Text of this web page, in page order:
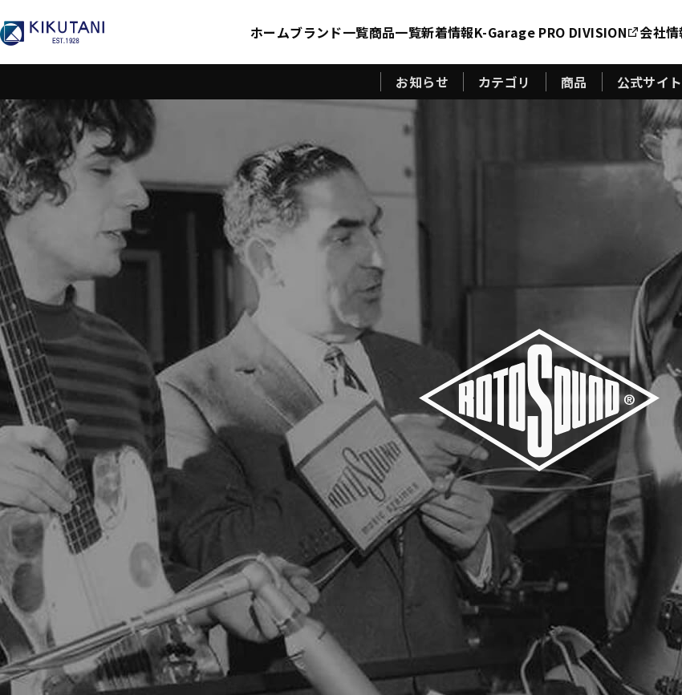
ホームブランド一覧商品一覧新着情報K-Garage PRO DIVISION 会社
お知らせ カテゴリ 商品 公式サイト